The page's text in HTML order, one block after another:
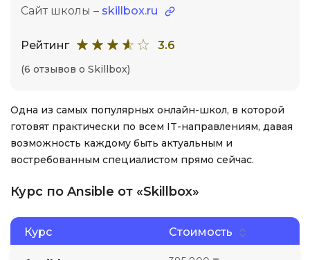
Сайт школы – skillbox.ru
Рейтинг 3.6
(6 отзывов о Skillbox)
Одна из самых популярных онлайн-школ, в которой
готовят практически по всем IT-направлениям, давая
возможность каждому быть актуальным и
востребованным специалистом прямо сейчас.
Курс по Ansible от «Skillbox»
Курс Стоимость